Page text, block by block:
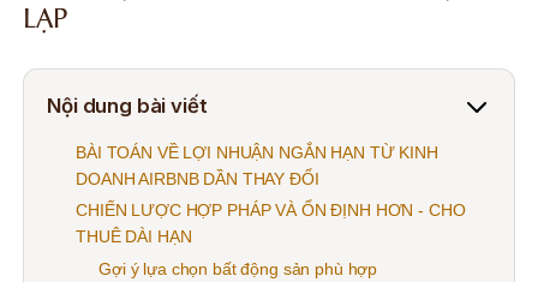
LẠP
Nội dung bài viết
BÀI TOÁN VỀ LỢI NHUẬN NGẮN HẠN TỪ KINH
DOANH AIRBNB DẦN THAY ĐỔI
CHIẾN LƯỢC HỢP PHÁP VÀ ỔN ĐỊNH HƠN - CHO
THUÊ DÀI HẠN
Gợi ý lựa chọn bất động sản phù hợp